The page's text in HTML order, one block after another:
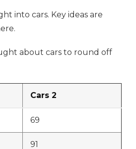
into cars. Key ideas are
about cars to round off
Cars 2
69
91